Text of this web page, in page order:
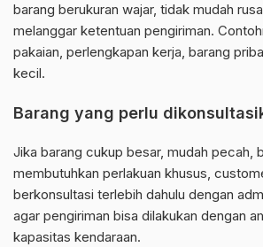
barang berukuran wajar, tidak mudah
melanggar ketentuan pengiriman.
pakaian, perlengkapan kerja, barang
kecil.
Barang yang perlu
Jika barang cukup besar, mudah pecah,
membutuhkan perlakuan khusus,
berkonsultasi terlebih dahulu dengan
agar pengiriman bisa dilakukan dengan
kapasitas kendaraan.